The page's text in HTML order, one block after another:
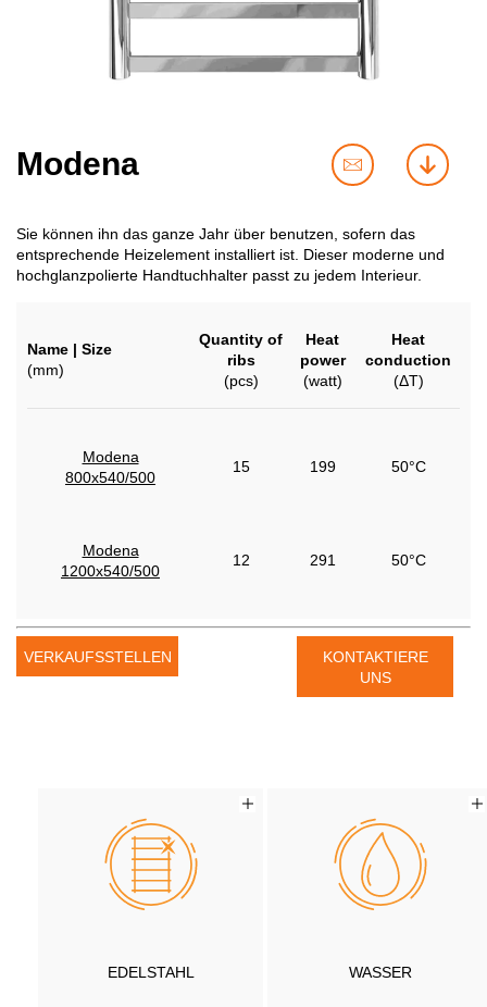
Modena
contact
Sie können ihn das ganze Jahr über benutzen, sofern das
entsprechende Heizelement installiert ist. Dieser moderne und
hochglanzpolierte Handtuchhalter passt zu jedem Interieur.
Name | Size
(mm)
Quantity of
ribs
(pcs)
Heat
power
(watt)
Heat
conduction
(ΔT)
Modena
800x540/500
15 199 50°C
Modena
1200x540/500
12 291 50°C
VERKAUFSSTELLEN
KONTAKTIERE
UNS
EDELSTAHL WASSER